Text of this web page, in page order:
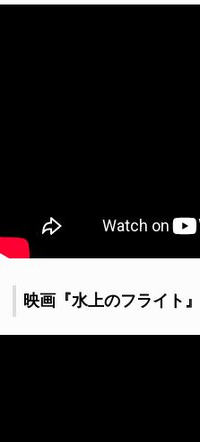
映画『水上のフライト